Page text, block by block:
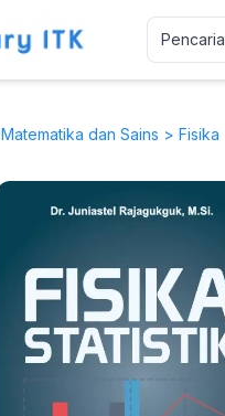
Matematika dan Sains > Fisika